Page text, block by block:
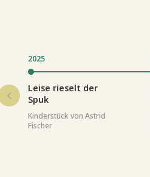
2025
Leise rieselt der
Spuk
Kinderstück von Astrid
Fischer